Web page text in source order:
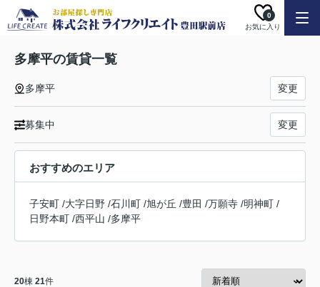
お気に入り
0
多摩平の賃貸一覧
多摩平 変更
募集中 変更
おすすめのエリア
子安町 /大字日野 /石川町 /旭が丘 /豊田 /万願寺 /明神町 /
日野本町 /西平山 /多摩平
20棟 21件